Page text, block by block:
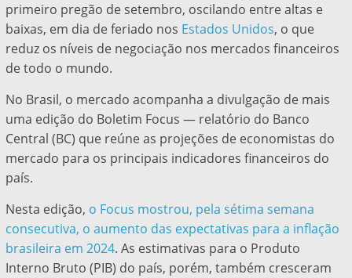
primeiro pregão de setembro, oscilando entre altas e
baixas, em dia de feriado nos Estados Unidos, o que
reduz os níveis de negociação nos mercados financeiros
de todo o mundo.
No Brasil, o mercado acompanha a divulgação de mais
uma edição do Boletim Focus — relatório do Banco
Central (BC) que reúne as projeções de economistas do
mercado para os principais indicadores financeiros do
país.
Nesta edição, o Focus mostrou, pela sétima semana
consecutiva, o aumento das expectativas para a inflação
brasileira em 2024. As estimativas para o Produto
Interno Bruto (PIB) do país, porém, também cresceram